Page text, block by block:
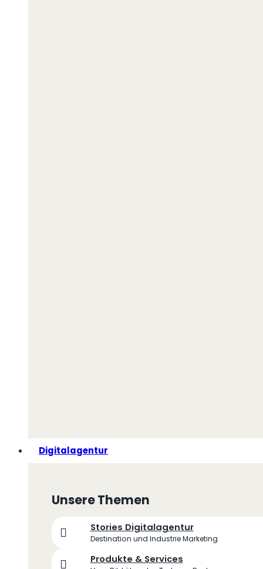
Digitalagentur
Unsere Themen
Stories Digitalagentur
Destination und Industrie Marketing
Produkte & Services